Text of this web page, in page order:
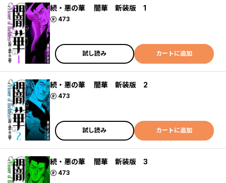
続・悪の華 闇華 新装版 1
473
ポイント
試し読み カートに追加
続・悪の華 闇華 新装版 2
473
ポイント
試し読み カートに追加
続・悪の華 闇華 新装版 3
473
ポイント